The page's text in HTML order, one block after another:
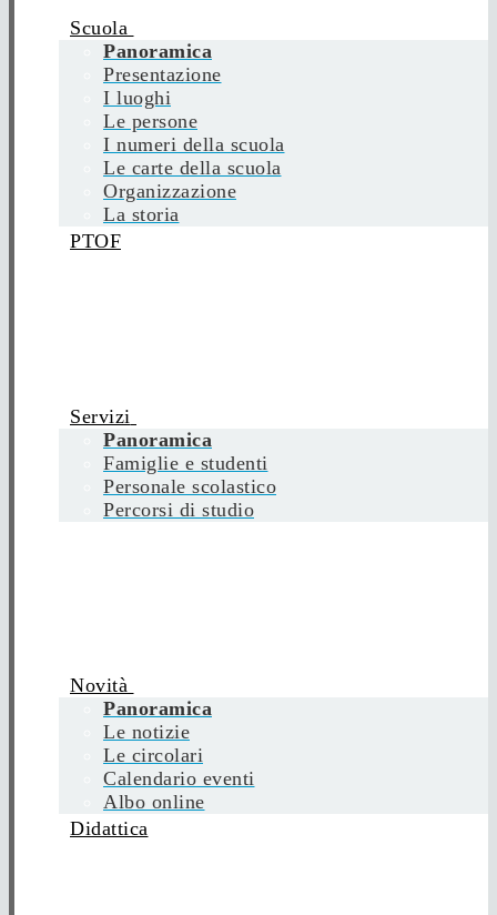
Scuola
Panoramica
Presentazione
I luoghi
Le persone
I numeri della scuola
Le carte della scuola
Organizzazione
La storia
PTOF
Servizi
Panoramica
Famiglie e studenti
Personale scolastico
Percorsi di studio
Novità
Panoramica
Le notizie
Le circolari
Calendario eventi
Albo online
Didattica